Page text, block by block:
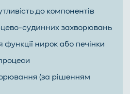
до компонентів
судинних захворювань
нирок або печінки
(за рішенням